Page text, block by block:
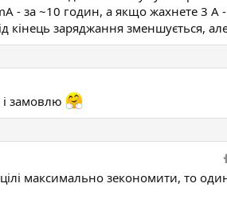
- за ~10 годин, а якщо жахнете 3 A
кінець заряджання зменшується,
і замовлю
максимально зекономити, то один